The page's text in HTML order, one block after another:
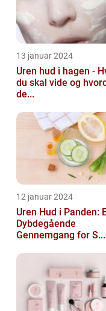
13 januar 2024
Uren hud i hagen -
du skal vide og
de...
12 januar 2024
Uren Hud i Panden:
Dybdegående
Gennemgang for S...